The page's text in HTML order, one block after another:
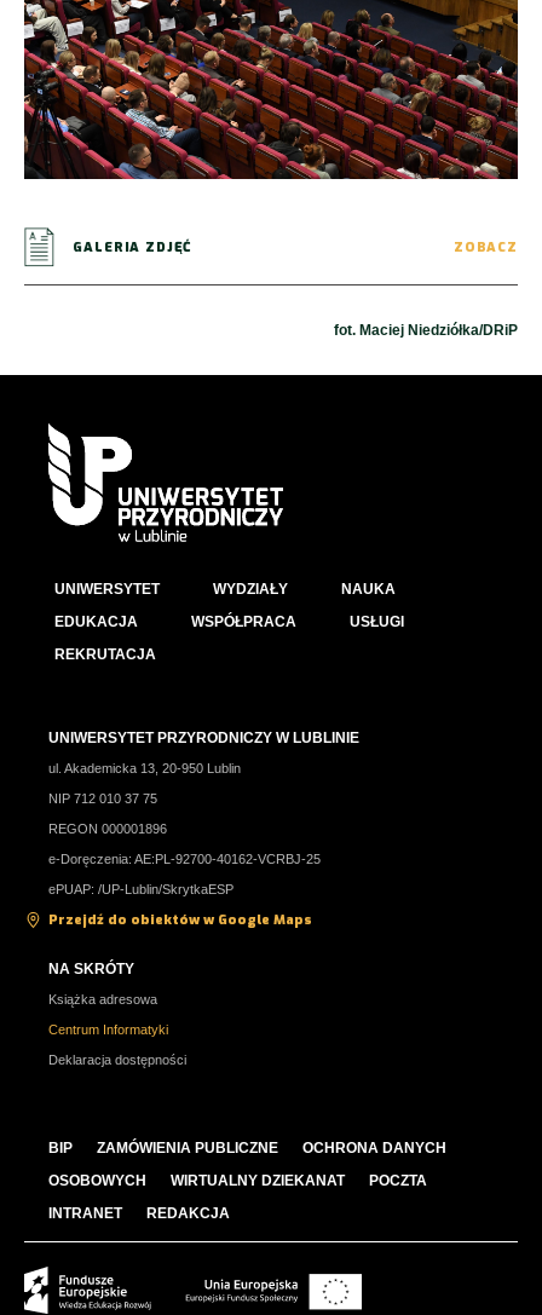
GALERIA ZDJĘĆ ZOBACZ
fot. Maciej Niedziółka/DRiP
UNIWERSYTET WYDZIAŁY
NAUKA
EDUKACJA
WSPÓŁPRACA
USŁUGI
REKRUTACJA
UNIWERSYTET PRZYRODNICZY W LUBLINIE
ul. Akademicka 13, 20-950 Lublin
NIP 712 010 37 75
REGON 000001896
e-Doręczenia: AE:PL-92700-40162-VCRBJ-25
ePUAP: /UP-Lublin/SkrytkaESP
Przejdź do obiektów w Google Maps
NA SKRÓTY
Książka adresowa
Centrum Informatyki
Deklaracja dostępności
BIP ZAMÓWIENIA PUBLICZNE
OCHRONA DANYCH
OSOBOWYCH
WIRTUALNY DZIEKANAT
POCZTA
INTRANET
REDAKCJA